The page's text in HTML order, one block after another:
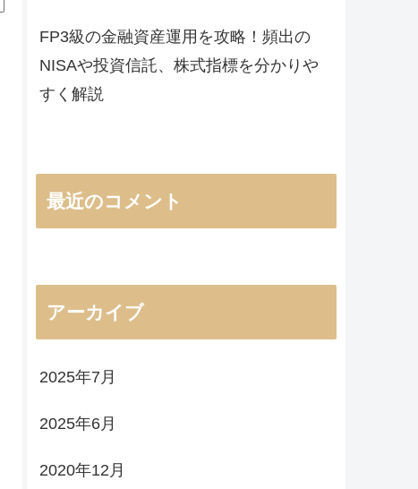
FP3級の金融資産運用を攻略！頻出の
NISAや投資信託、株式指標を分かりや
すく解説
最近のコメント
アーカイブ
2025年7月
2025年6月
2020年12月